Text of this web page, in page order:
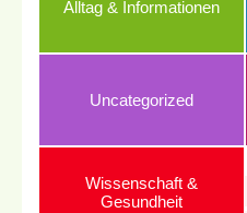
Alltag & Informationen
Uncategorized
Wissenschaft &
Gesundheit